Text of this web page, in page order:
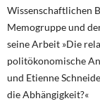
Wissenschaftlichen
Memogruppe und
seine Arbeit »Die
politökonomische
und Etienne
die Abhängigkeit?«